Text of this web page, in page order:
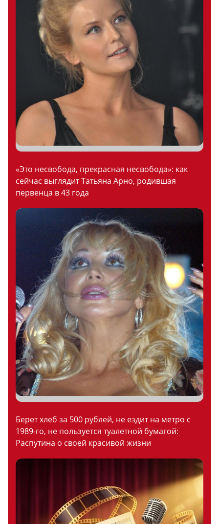
«Это несвобода, прекрасная несвобода»: как
сейчас выглядит Татьяна Арно, родившая
первенца в 43 года
Берет хлеб за 500 рублей, не ездит на метро с
1989-го, не пользуется туалетной бумагой:
Распутина о своей красивой жизни